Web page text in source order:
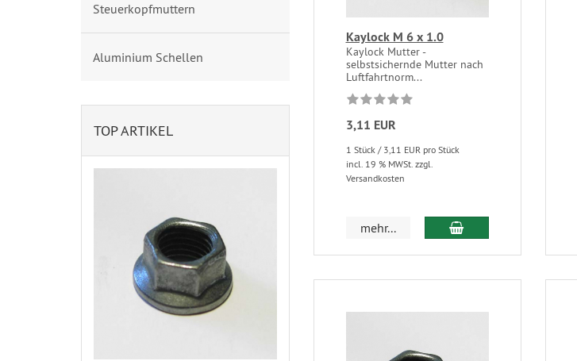
Kaylock M 6 x 1.0
Kaylock Mutter -
selbstsichernde Mutter nach
Luftfahrtnorm...
3,11 EUR
1 Stück / 3,11 EUR pro Stück
incl. 19 % MWSt. zzgl.
Versandkosten
mehr...
Steuerkopfmuttern
Aluminium Schellen
TOP ARTIKEL